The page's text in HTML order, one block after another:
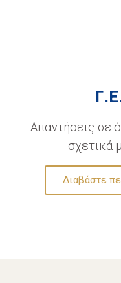
Απαντήσεις σε
σχετικά
Διαβάστε